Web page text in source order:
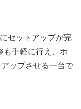
セットアップが完
も手軽に行え、ホ
ップさせる一台で